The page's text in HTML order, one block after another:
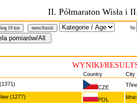
II. Półmaraton Wisła i
10 km meta/finish Nr:
WYNIKI/RESULTS
Country
City
CZE
(1277) POL